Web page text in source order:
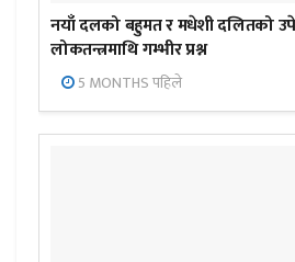
नयाँ दलको बहुमत र मधेशी दलितको
लोकतन्त्रमाथि गम्भीर प्रश्न
5 MONTHS पहिले